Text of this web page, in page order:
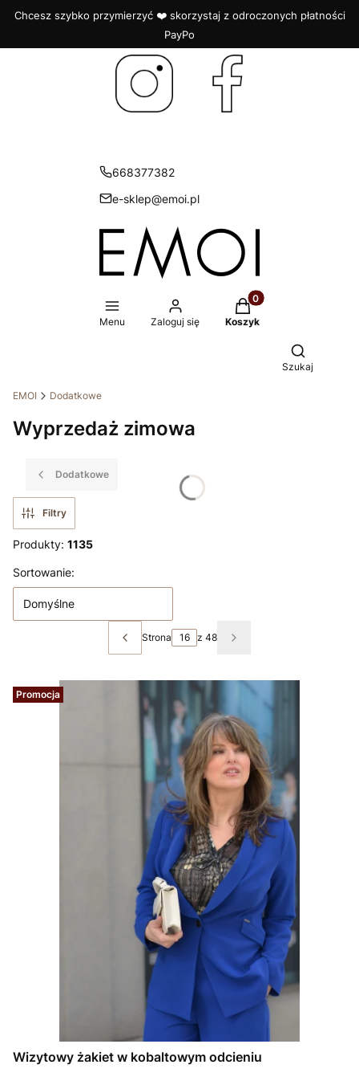
Chcesz szybko przymierzyć ❤️ skorzystaj z odroczonych płatności
PayPo
668377382
e-sklep@emoi.pl
Menu Zaloguj się
Produkty w
Koszyk
Otwórz
Szukaj
EMOI Dodatkowe
Wyprzedaż zimowa
Dodatkowe
Filtry
Produkty: 1135
Lista produktów
Sortowanie:
Domyślne
Poprzednie produkty
Strona z 48 Następne produkty
Promocja
Wizytowy żakiet w kobaltowym odcieniu